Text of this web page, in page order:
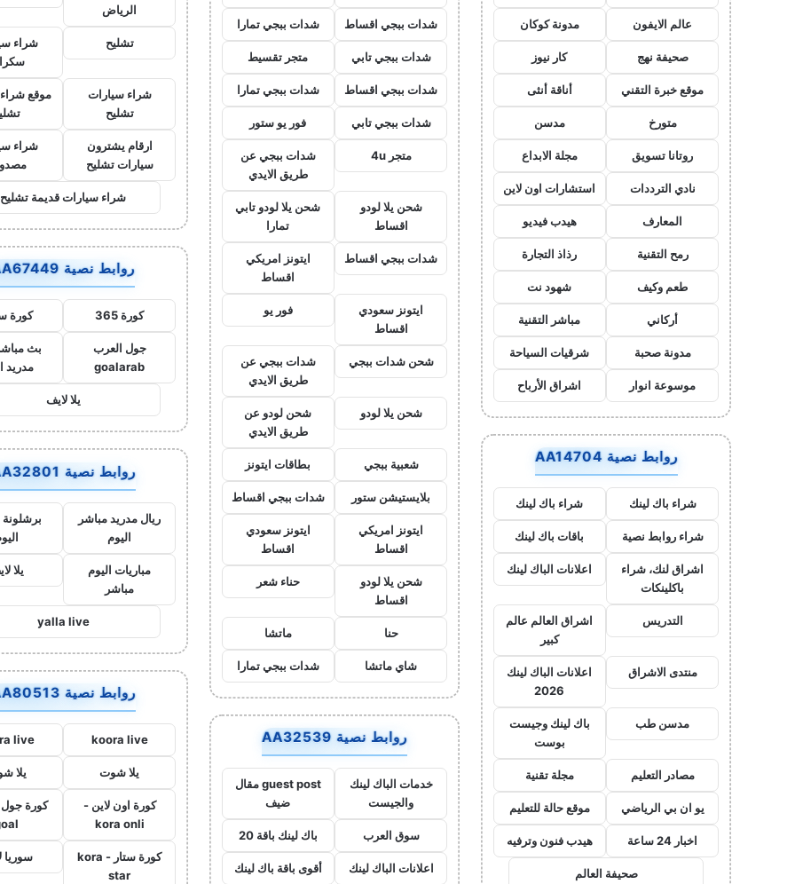
عالم الايفون مدونة كوكان
صحيفة نهج كار نيوز
موقع خبرة التقني أناقة أنثى
متورخ مدسن
روتانا تسويق مجلة الابداع
نادي الترددات استشارات اون لاين
المعارف هيدب فيديو
رمح التقنية رذاذ التجارة
طعم وكيف شهود نت
أركاني مباشر التقنية
مدونة صحبة شرقيات السياحة
موسوعة انوار اشراق الأرباح
روابط نصية AA14704
شراء باك لينك شراء باك لينك
شراء روابط نصية باقات باك لينك
اشراق لنك، شراء
باكلينكات
اعلانات الباك لينك
التدريس
اشراق العالم عالم
كبير
منتدى الاشراق
اعلانات الباك لينك
2026
مدسن طب
باك لينك وجيست
بوست
مصادر التعليم مجلة تقنية
يو ان بي الرياضي موقع حالة للتعليم
اخبار 24 ساعة هيدب فنون وترفيه
صحيفة العالم
شدات ببجي اقساط شدات ببجي تمارا
شدات ببجي تابي متجر تقسيط
شدات ببجي اقساط شدات ببجي تمارا
شدات ببجي تابي فور يو ستور
متجر 4u
شدات ببجي عن
طريق الايدي
شحن يلا لودو
اقساط
شحن يلا لودو تابي
تمارا
شدات ببجي اقساط
ايتونز امريكي
اقساط
ايتونز سعودي
اقساط
فور يو
شحن شدات ببجي
شدات ببجي عن
طريق الايدي
شحن يلا لودو
شحن لودو عن
طريق الايدي
شعبية ببجي بطاقات ايتونز
بلايستيشن ستور شدات ببجي اقساط
ايتونز امريكي
اقساط
ايتونز سعودي
اقساط
شحن يلا لودو
اقساط
حناء شعر
حنا ماتشا
شاي ماتشا شدات ببجي تمارا
روابط نصية AA32539
خدمات الباك لينك
والجيست
guest post مقال
ضيف
سوق العرب باك لينك باقة 20
اعلانات الباك لينك أقوى باقة باك لينك
الرياض
تشليح
شراء
شراء سيارات
تشليح
موقع
ارقام يشترون
سيارات تشليح
شراء
شراء سيارات قديمة تشليح
روابط نصية AA67449
كورة 365 كورة
جول العرب
goalarab
بث
مدريد
يلا لايف
روابط نصية AA32801
ريال مدريد مباشر
اليوم
برشلونة
مباريات اليوم
مباشر
يلا
yalla live
روابط نصية AA80513
koora live
live
يلا شوت يلا
كورة اون لاين -
kora onli
كورة ستار - kora
star
سوريا